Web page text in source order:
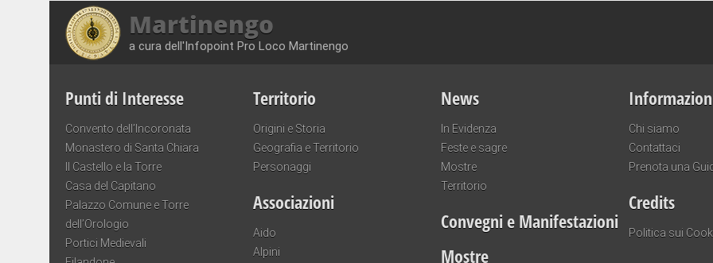
Martinengo
a cura dell'Infopoint Pro Loco Martinengo
Punti di Interesse
Convento dell’Incoronata
Monastero di Santa Chiara
Il Castello e la Torre
Casa del Capitano
Palazzo Comune e Torre
dell’Orologio
Portici Medievali
Territorio
Origini e Storia
Geografia e Territorio
Personaggi
Associazioni
Aido
Alpini
News
In Evidenza
Feste e sagre
Mostre
Territorio
Convegni e Manifestazioni
Mostre
Chi siamo
Contattaci
Prenota una
Credits
Politica sui